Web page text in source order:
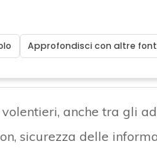
Approfondisci con altre
volentieri, anche tra gli
sicurezza delle